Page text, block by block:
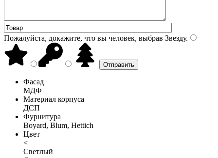
Пожалуйста, докажите, что вы человек, выбрав Звезду.
Фасад
МДФ
Материал корпуса
ДСП
Фурнитура
Boyard, Blum, Hettich
Цвет
<
Светлый